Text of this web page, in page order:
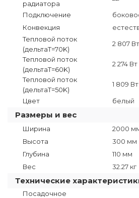
радиатора
Подключение
Конвекция
Тепловой поток
(дельтаT=70K)
2 807 Вт
Тепловой поток
(дельтаТ=60K)
2 274 Вт
Тепловой поток
(дельтаТ=50K)
1 809 Вт
Цвет белый
Размеры и вес
Ширина
2000
Высота
300 мм
Глубина
110 мм
Вес
32.27 кг
Технические
Посадочное